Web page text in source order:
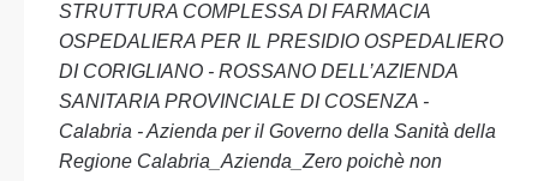
STRUTTURA COMPLESSA DI FARMACIA
OSPEDALIERA PER IL PRESIDIO OSPEDALIERO
DI CORIGLIANO - ROSSANO DELL’AZIENDA
SANITARIA PROVINCIALE DI COSENZA -
Calabria - Azienda per il Governo della Sanità della
Regione Calabria_Azienda_Zero poichè non